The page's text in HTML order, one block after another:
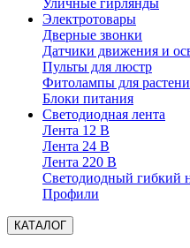
Уличные гирлянды
Электротовары
Дверные звонки
Датчики движения и
Пульты для люстр
Фитолампы для
Блоки питания
Светодиодная лента
Лента 12 В
Лента 24 В
Лента 220 В
Светодиодный гибкий
Профили
КАТАЛОГ